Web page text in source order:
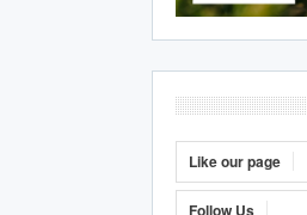
Like our page
Follow Us